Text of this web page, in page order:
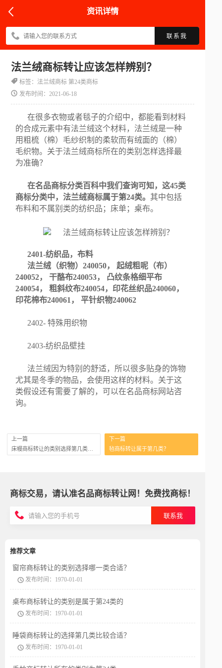
资讯详情
联系我
法兰绒商标转让应该怎样辨别？
标签：法兰绒商标 第24类商标
发布时间：2021-06-18
在很多衣物或者毯子的介绍中，都能看到材料
的合成元素中有法兰绒这个材料，法兰绒是一种
用粗梳（棉）毛纱织制的柔软而有绒面的（棉）
毛织物。关于法兰绒商标所在的类别怎样选择最
为准确？
在名品商标分类百科中我们查询可知，这45类
商标分类中，法兰绒商标属于第24类。 其中包括
布料和不属别类的纺织品；床单；桌布。
2401-纺织品，布料
法兰绒（织物）240050， 起绒粗呢（布）
240052， 干酪布240053， 凸纹条格细平布
240054， 粗斜纹布240054，印花丝织品240060，
印花棉布240061， 平针织物240062
2402- 特殊用织物
2403-纺织品壁挂
法兰绒因为特别的舒适，所以很多贴身的饰物
尤其是冬季的物品，会使用这样的材料。关于这
类假设还有需要了解的，可以在名品商标网站咨
询。
上一篇
下一篇
毡商标转让属于第几类？
商标交易，请认准名品商标转让网！免费找商标！
联系我
推荐文章
窗帘商标转让的类别选择哪一类合适？
发布时间：1970-01-01
桌布商标转让的类别是属于第24类的
发布时间：1970-01-01
睡袋商标转让的选择第几类比较合适？
发布时间：1970-01-01